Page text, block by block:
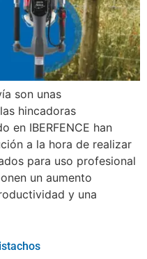
son unas
hincadoras
en IBERFENCE han
a la hora de realizar
para uso profesional
un aumento
y una